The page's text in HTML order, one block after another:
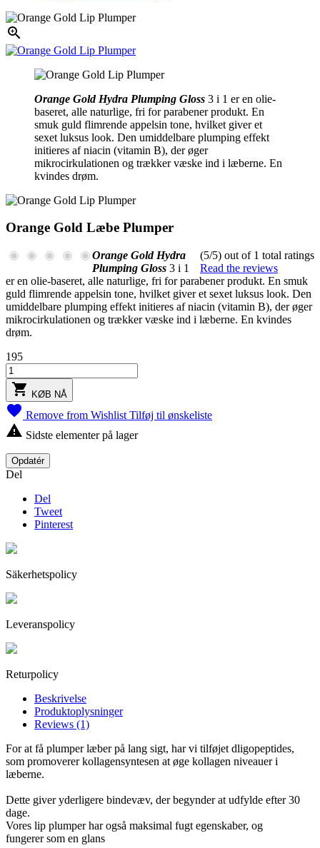

Orange Gold Hydra Plumping Gloss 3 i 1 er en olie-
baseret, alle naturlige, fri for parabener produkt. En
smuk guld flimrende appelsin tone, hvilket giver et
sexet luksus look. Den umiddelbare plumping effekt
initieres af niacin (vitamin B), der øger
mikrocirkulationen og trækker væske ind i læberne. En
kvindes drøm.
Orange Gold Læbe Plumper
(5/5) out of 1 total ratings
Read the reviews
Orange Gold Hydra
Plumping Gloss 3 i 1
er en olie-baseret, alle naturlige, fri for parabener produkt. En smuk
guld flimrende appelsin tone, hvilket giver et sexet luksus look. Den
umiddelbare plumping effekt initieres af niacin (vitamin B), der øger
mikrocirkulationen og trækker væske ind i læberne. En kvindes
drøm.
195
 KØB NÅ
 Remove from Wishlist Tilføj til ønskeliste
 Sidste elementer på lager
Del
Del
Tweet
Pinterest
Säkerhetspolicy
Leveranspolicy
Returpolicy
Beskrivelse
Produktoplysninger
Reviews (1)
For at få plumper læber på lang sigt, har vi tilføjet dligopeptides,
som promoverer kollagensyntesen at øge kollagen niveauer i
læberne.
Dette giver yderligere bindevæv, der begynder at udfylde efter 30
dage.
Vores lip plumper har også maksimal fugt egenskaber, og
fungerer som en glans